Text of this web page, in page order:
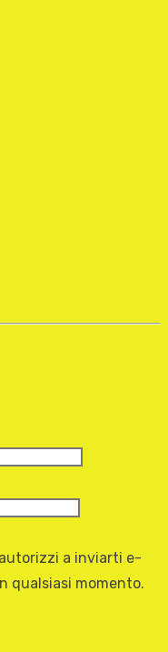
a inviarti e-
qualsiasi momento.